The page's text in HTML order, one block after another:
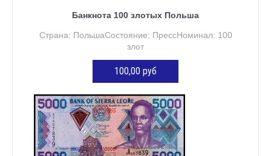
Банкнота 100 злотых Польша
Страна: ПольшаСостояние: ПрессНоминал: 100
злот
100,00 руб
ДОБАВИТЬ В КОРЗИНУ